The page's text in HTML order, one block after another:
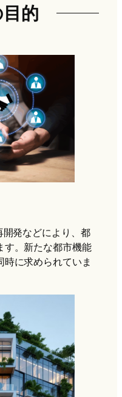
的
発などにより、都
す。新たな都市機能
に求められていま